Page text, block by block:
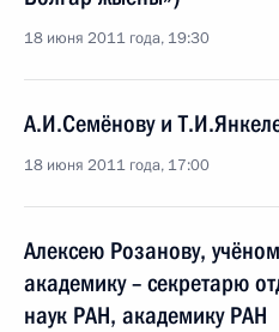
18 июня 2011 года, 19:30
А.И.Семёнову и
18 июня 2011 года, 17:00
Алексею Розанову,
академику – секретарю
наук РАН, академику РАН